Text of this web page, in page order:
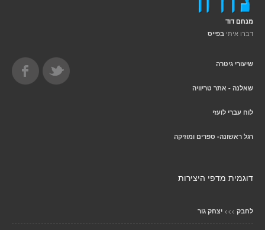
מנחם דוד
דברו איתי בפייס
שיעורי גיטרה
שאלנה - אתר טריוויה
לוח עברי לועזי
רגל ראשונה- ספרים ומוזיקה
דוגמית מדפי היצירות
לחבק >>> יצחק גור